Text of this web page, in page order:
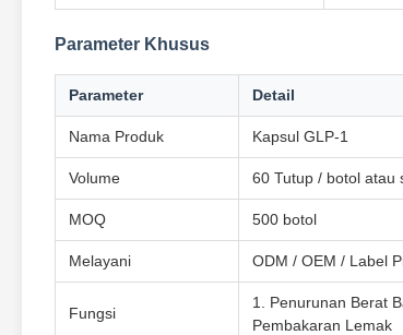
Parameter Khusus
Parameter Detail
Nama Produk Kapsul GLP-1
Volume 60 Tutup / botol atau
MOQ 500 botol
Melayani ODM / OEM / Label
Fungsi
1. Penurunan Berat
Pembakaran Lemak